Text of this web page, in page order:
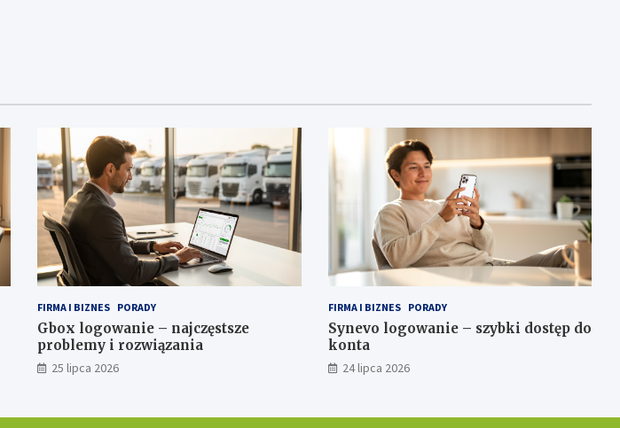
FIRMA I BIZNES PORADY
Gbox logowanie – najczęstsze
problemy i rozwiązania
25 lipca 2026
FIRMA I BIZNES PORADY
Synevo logowanie – szybki dostęp do
konta
24 lipca 2026